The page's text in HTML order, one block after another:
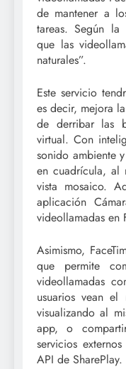
de mantener a
tareas. Según la
que las
naturales”.
Este servicio
es decir, mejora
de derribar las
virtual. Con
sonido ambiente
en cuadrícula, al
vista mosaico.
aplicación
videollamadas en
Asimismo,
que permite
videollamadas
usuarios vean
visualizando al
app, o
servicios
API de SharePlay.